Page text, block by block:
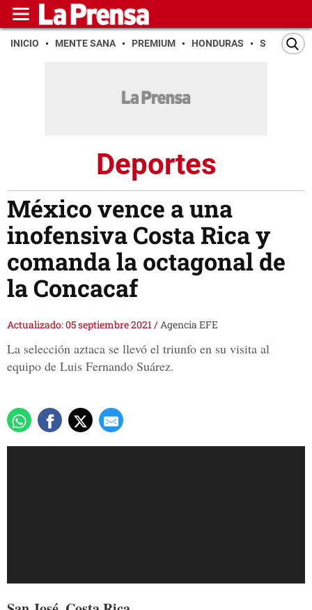
INICIO MENTE SANA PREMIUM HONDURAS SAN PEDRO
Deportes
México vence a una
inofensiva Costa Rica y
comanda la octagonal de
la Concacaf
Actualizado: 05 septiembre 2021/Agencia EFE
La selección aztaca se llevó el triunfo en su visita al
equipo de Luis Fernando Suárez.